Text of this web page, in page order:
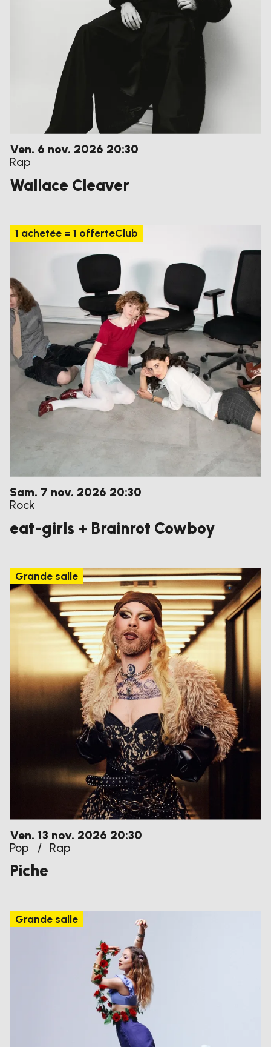
vendredi
Ven. 6 novembre
nov. 2026 20:30
Rap
Wallace Cleaver
1 achetée = 1 offerteClub
samedi
Sam. 7 novembre
nov. 2026 20:30
Rock
eat-girls + Brainrot Cowboy
Grande salle
vendredi
Ven. 13 novembre
nov. 2026 20:30
Pop
/ Rap
Piche
Grande salle